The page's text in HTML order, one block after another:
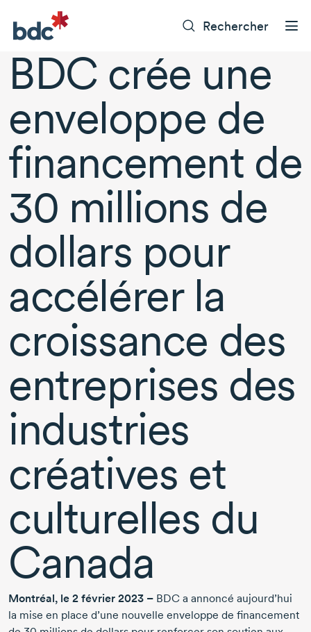
Rechercher
BDC crée une
enveloppe de
financement de
30 millions de
dollars pour
accélérer la
croissance des
entreprises des
industries
créatives et
culturelles du
Canada
Montréal, le 2 février 2023 – BDC a annoncé aujourd’hui
la mise en place d’une nouvelle enveloppe de financement